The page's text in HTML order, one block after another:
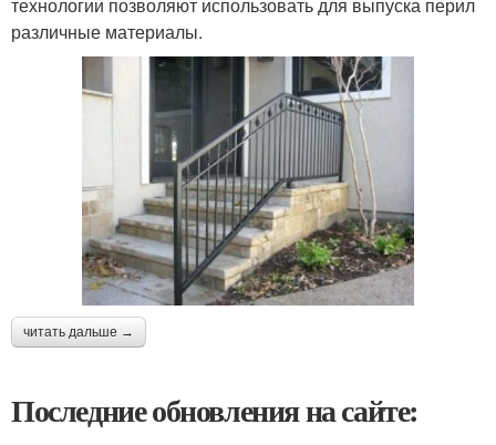
различные материалы.
читать дальше →
Последние обновления на сайте: